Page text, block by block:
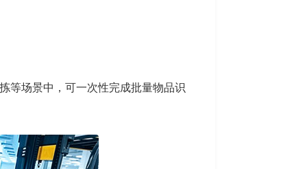
等场景中，可一次性完成批量物品识